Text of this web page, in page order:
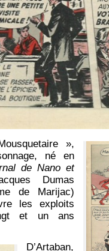
»,
né en
de Nano et
Dumas
de Marijac)
les exploits
et un ans
D’Artaban,